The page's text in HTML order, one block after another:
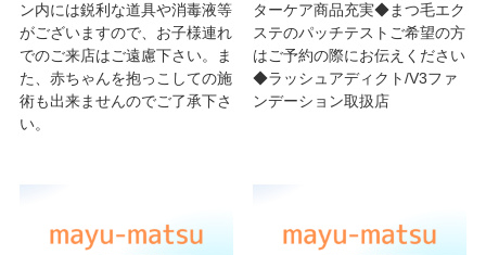
ン内には鋭利な道具や消毒液等
がございますので、お子様連れ
でのご来店はご遠慮下さい。ま
た、赤ちゃんを抱っこしての施
術も出来ませんのでご了承下さ
い。
ターケア商品充実◆まつ毛エク
ステのパッチテストご希望の方
はご予約の際にお伝えください
◆ラッシュアディクト/V3ファ
ンデーション取扱店